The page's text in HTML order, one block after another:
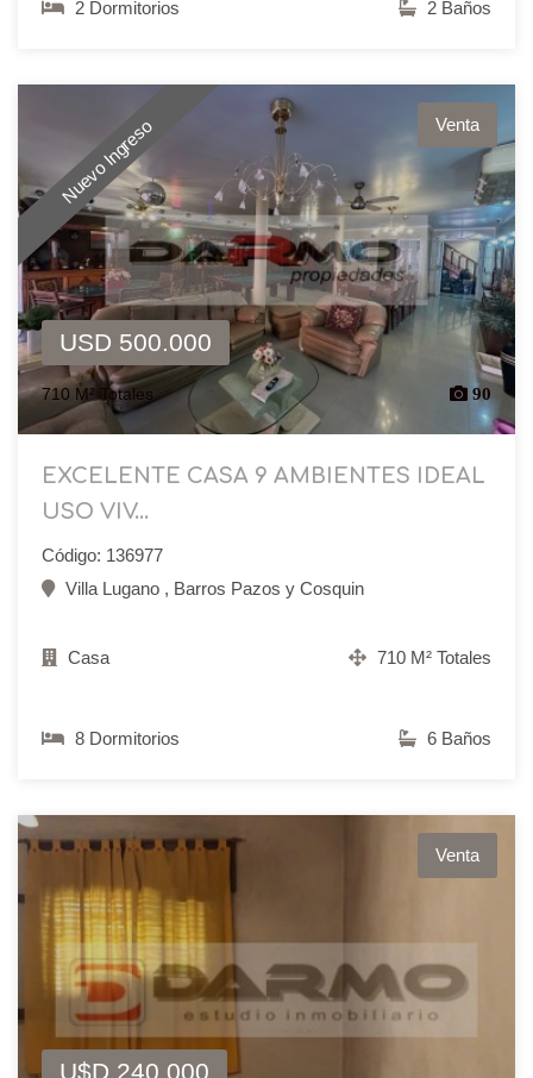
2 Dormitorios 2 Baños
Nuevo Ingreso Venta
USD 500.000
710 M² Totales 90
EXCELENTE CASA 9 AMBIENTES IDEAL
USO VIV...
Código: 136977
Villa Lugano , Barros Pazos y Cosquin
Casa 710 M² Totales
8 Dormitorios 6 Baños
Venta
U$D 240.000